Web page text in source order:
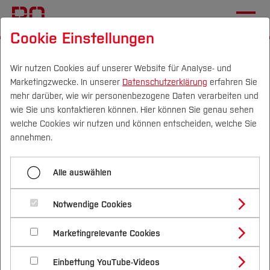
Campus Personen DE|EN Quicklinks
Studium
Studienangebote
Bachelorstudiengänge
Masterstudiengänge
Vor dem Studium
Bewerben & Einschreiben
Bewerbungsportal
Im Studium
Studienbüros und Prüfungen
Nach dem Studium
Forschung & Transfer
Profil
Forschungs- und Transferprofil
Schwerpunkte (FuT)
Beratung & Förderung
Nachhaltigkeit
Nachhaltigkeit studieren
International
Gründungsservice BO
Menü aufklappen
Ansprechpartner
Unsere Angebote
Gründungsportraits
Alumni-Galerie
Gründungsservice der
Hochschule Bochum
Cookie Einstellungen
Wir nutzen Cookies auf unserer Website für Analyse- und
Marketingzwecke. In unserer Datenschutzerklärung erfahren Sie
mehr darüber, wie wir personenbezogene Daten verarbeiten und
wie Sie uns kontaktieren können. Hier können Sie genau sehen
welche Cookies wir nutzen und können entscheiden, welche Sie
annehmen.
Alle auswählen
Notwendige Cookies
Marketingrelevante Cookies
Einbettung YouTube-Videos